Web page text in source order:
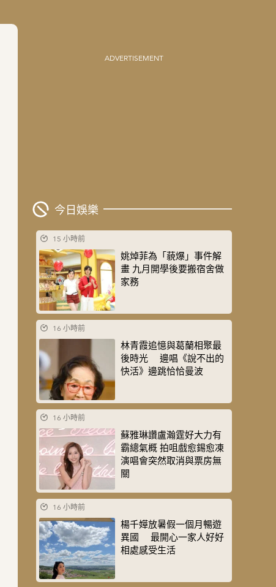
ADVERTISEMENT
今日娛樂
15 小時前
姚焯菲為「藐爆」事件解
畫 九月開學後要搬宿舍做
家務
16 小時前
林青霞追憶與葛蘭相聚最
後時光 邊唱《說不出的
快活》邊跳恰恰曼波
16 小時前
蘇雅琳讚盧瀚霆好大力有
霸總氣概 拍咀戲愈錫愈凍
演唱會突然取消與票房無
關
16 小時前
楊千嬅放暑假一個月暢遊
異國 最開心一家人好好
相處感受生活